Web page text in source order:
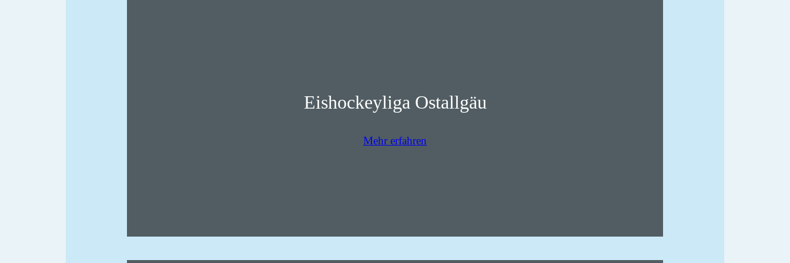
Eishockeyliga Ostallgäu
Mehr erfahren